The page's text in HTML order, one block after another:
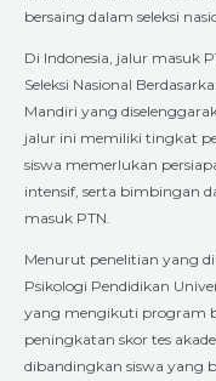
bersaing dalam seleksi
Di Indonesia, jalur masuk
Seleksi Nasional
Mandiri yang
jalur ini memiliki tingkat
siswa memerlukan
intensif, serta bimbingan
masuk PTN.
Menurut penelitian yang
Psikologi Pendidikan
yang mengikuti program
peningkatan skor tes
dibandingkan siswa yang